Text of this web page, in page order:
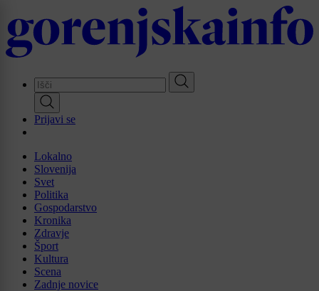
to
main
content
Prijavi se
Lokalno
Slovenija
Svet
Politika
Gospodarstvo
Kronika
Zdravje
Šport
Kultura
Scena
Zadnje novice